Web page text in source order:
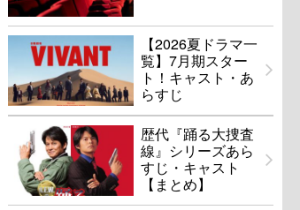
【2026夏ドラマ一
覧】7月期スター
ト！キャスト・あ
らすじ
歴代『踊る大捜査
線』シリーズあら
すじ・キャスト
【まとめ】